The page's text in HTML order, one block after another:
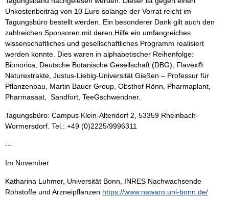
Unkostenbeitrag von 10 Euro solange der Vorrat reicht im
Tagungsbüro bestellt werden. Ein besonderer Dank gilt auch den
zahlreichen Sponsoren mit deren Hilfe ein umfangreiches
wissenschaftliches und gesellschaftliches Programm realisiert
werden konnte. Dies waren in alphabetischer Reihenfolge:
Bionorica, Deutsche Botanische Gesellschaft (DBG), Flavex®
Naturextrakte, Justus-Liebig-Universität Gießen – Professur für
Pflanzenbau, Martin Bauer Group, Obsthof Rönn, Pharmaplant,
Pharmasaat, Sandfort, TeeGschwendner.
Tagungsbüro: Campus Klein-Altendorf 2, 53359 Rheinbach-
Wormersdorf. Tel.: +49 (0)2225/9996311
---
Im November
Katharina Luhmer, Universität Bonn, INRES Nachwachsende
Rohstoffe und Arzneipflanzen https://www.nawaro.uni-bonn.de/